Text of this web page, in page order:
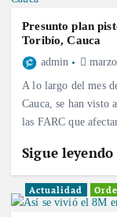
Presunto plan
Toribío, Cauca
admin
A lo largo del mes
Cauca, se han visto
las FARC que
Sigue leyendo
Actualidad